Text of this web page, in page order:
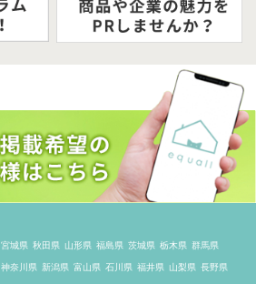
宮城県 秋田県 山形県 福島県 茨城県 栃木県 群馬県
神奈川県 新潟県 富山県 石川県 福井県 山梨県 長野県